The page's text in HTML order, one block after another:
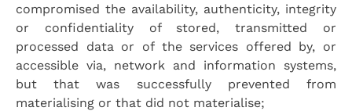
compromised the availability, authenticity, integrity
or confidentiality of stored, transmitted or
processed data or of the services offered by, or
accessible via, network and information systems,
but that was successfully prevented from
materialising or that did not materialise;